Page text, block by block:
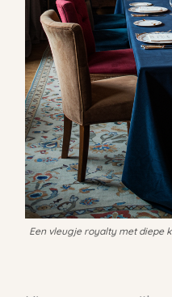
Een vleugje royalty met diepe